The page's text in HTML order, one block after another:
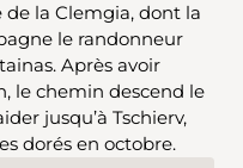
la Clemgia, dont la
le randonneur
Après avoir
le chemin descend le
jusqu’à Tschierv,
dorés en octobre.